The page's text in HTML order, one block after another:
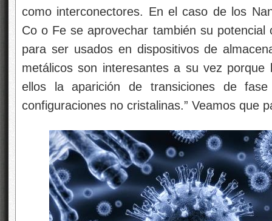
como interconectores. En el caso de los
Co o Fe se aprovechar también su potencial
para ser usados en dispositivos de
metálicos son interesantes a su vez
ellos la aparición de transiciones de
configuraciones no cristalinas.” Veamos que